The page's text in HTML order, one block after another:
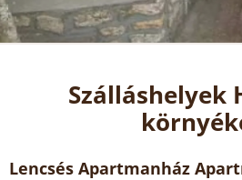
Szálláshelyek
Lencsés Apartmanház